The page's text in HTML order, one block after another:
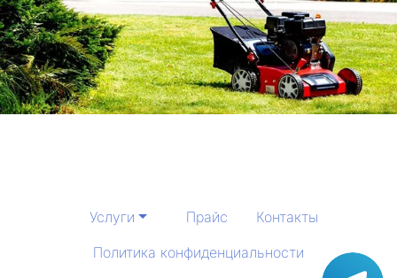
Услуги Прайс
Контакты
Политика конфиденциальности